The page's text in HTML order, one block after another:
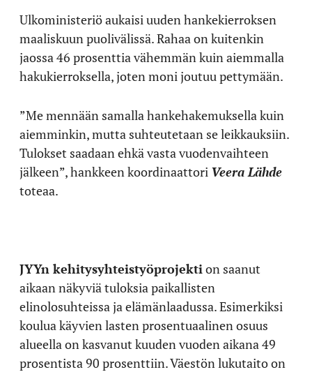
Ulkoministeriö aukaisi uuden hankekierroksen
maaliskuun puolivälissä. Rahaa on kuitenkin
jaossa 46 prosenttia vähemmän kuin aiemmalla
hakukierroksella, joten moni joutuu pettymään.
”Me mennään samalla hankehakemuksella kuin
aiemminkin, mutta suhteutetaan se leikkauksiin.
Tulokset saadaan ehkä vasta vuodenvaihteen
jälkeen”, hankkeen koordinaattori Veera Lähde
toteaa.
JYYn kehitysyhteistyöprojekti on saanut
aikaan näkyviä tuloksia paikallisten
elinolosuhteissa ja elämänlaadussa. Esimerkiksi
koulua käyvien lasten prosentuaalinen osuus
alueella on kasvanut kuuden vuoden aikana 49
prosentista 90 prosenttiin. Väestön lukutaito on